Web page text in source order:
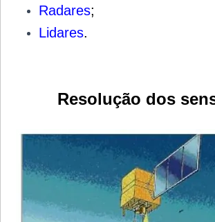
Radares;
Lidares.
Resolução dos